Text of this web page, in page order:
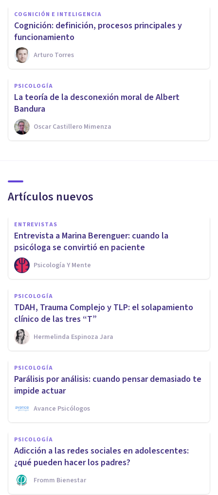
COGNICIÓN E INTELIGENCIA
​Cognición: definición, procesos principales y
funcionamiento
Arturo Torres
PSICOLOGÍA
La teoría de la desconexión moral de Albert
Bandura
Oscar Castillero Mimenza
Artículos nuevos
ENTREVISTAS
Entrevista a Marina Berenguer: cuando la
psicóloga se convirtió en paciente
Psicología Y Mente
PSICOLOGÍA
TDAH, Trauma Complejo y TLP: el solapamiento
clínico de las tres “T”
Hermelinda Espinoza Jara
PSICOLOGÍA
Parálisis por análisis: cuando pensar demasiado te
impide actuar
Avance Psicólogos
PSICOLOGÍA
Adicción a las redes sociales en adolescentes:
¿qué pueden hacer los padres?
Fromm Bienestar